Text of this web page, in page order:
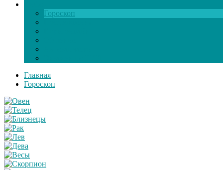
Гороскоп
Главная
Гороскоп